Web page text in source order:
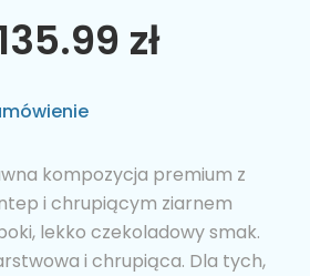
zł
kompozycja premium z
i chrupiącym ziarnem
lekko czekoladowy smak.
i chrupiąca. Dla tych,